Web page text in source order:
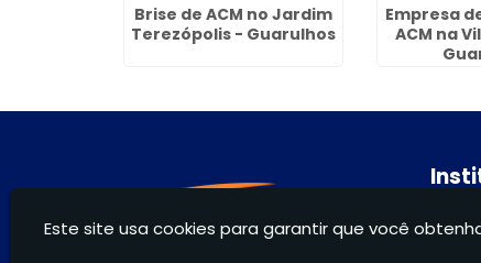
Brise de ACM no Jardim
Terezópolis - Guarulhos
Empresa
ACM na
Este site usa cookies para garantir que você